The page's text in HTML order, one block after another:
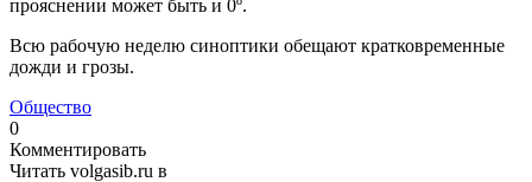
прояснении может быть и 0º.
Всю рабочую неделю синоптики обещают кратковременные
дожди и грозы.
Общество
0
Комментировать
Читать volgasib.ru в